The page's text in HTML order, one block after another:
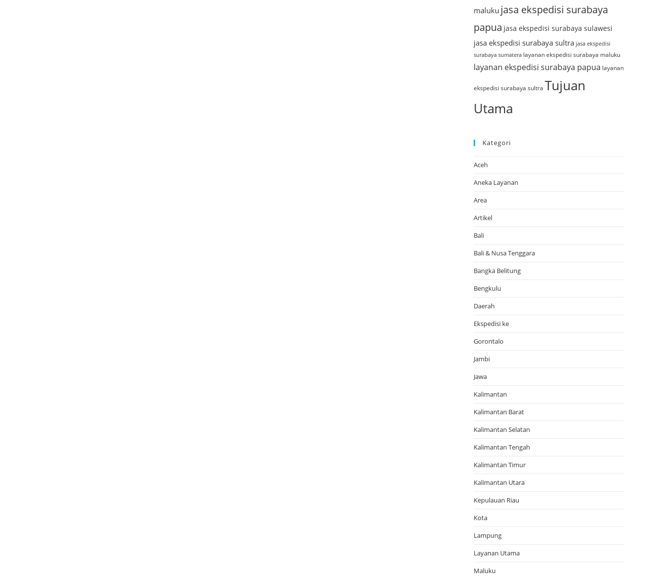
maluku jasa ekspedisi surabaya
papua jasa ekspedisi surabaya sulawesi
jasa ekspedisi surabaya sultra jasa ekspedisi
surabaya sumatera layanan ekspedisi surabaya maluku
layanan ekspedisi surabaya papua layanan
ekspedisi surabaya sultra Tujuan
Utama
Kategori
Aceh
Aneka Layanan
Area
Artikel
Bali
Bali & Nusa Tenggara
Bangka Belitung
Bengkulu
Daerah
Ekspedisi ke
Gorontalo
Jambi
Jawa
Kalimantan
Kalimantan Barat
Kalimantan Selatan
Kalimantan Tengah
Kalimantan Timur
Kalimantan Utara
Kepulauan Riau
Kota
Lampung
Layanan Utama
Maluku